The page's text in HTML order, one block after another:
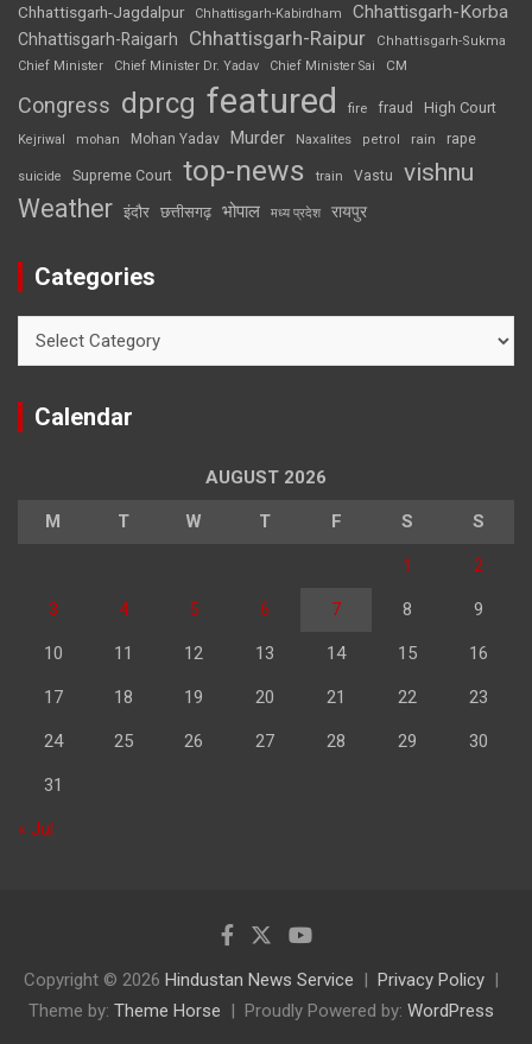
Chhattisgarh-Jagdalpur Chhattisgarh-Kabirdham Chhattisgarh-Korba
Chhattisgarh-Raigarh Chhattisgarh-Raipur
Chhattisgarh-Sukma
Chief Minister
Chief Minister Dr. Yadav Chief Minister Sai CM
Congress dprcg featured fire fraud High Court
Kejriwal mohan Mohan Yadav Murder Naxalites petrol rain rape
suicide Supreme Court top-news train Vastu vishnu
Weather इंदौर छत्तीसगढ़ भोपाल मध्य प्रदेश रायपुर
Categories
Calendar
AUGUST 2026
M T W T F S S
1 2
3 4 5 6 7 8 9
10 11 12 13 14 15 16
17 18 19 20 21 22 23
24 25 26 27 28 29 30
31
« Jul
Copyright © 2026 Hindustan News Service
Privacy Policy
Theme by: Theme Horse Proudly Powered by: WordPress